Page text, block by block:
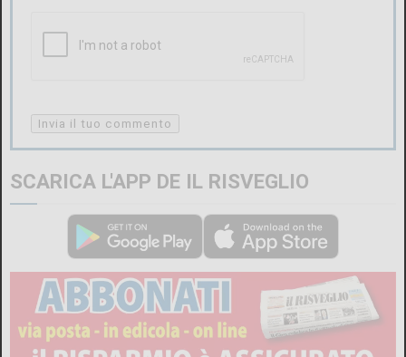
SCARICA L'APP DE IL RISVEGLIO